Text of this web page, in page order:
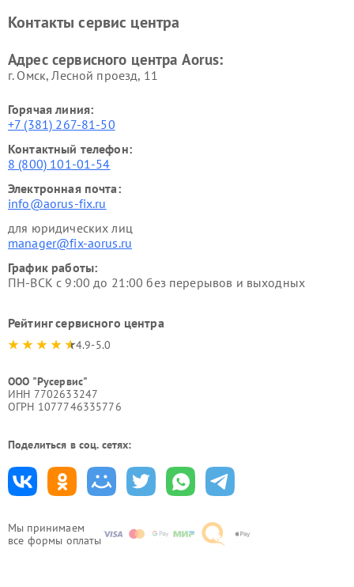
Мы принимаем
все формы оплаты
Контакты сервис центра
Адрес сервисного центра Aorus:
г. Омск, ​Лесной проезд, 11
Горячая линия:
+7 (381) 267-81-50
Контактный телефон:
8 (800) 101-01-54
Электронная почта:
info@aorus-fix.ru
для юридических лиц
manager@fix-aorus.ru
График работы:
ПН-ВСК с 9:00 до 21:00 без перерывов и выходных
Рейтинг сервисного центра
4.9-5.0
ООО "Русервис"
ИНН 7702633247
ОГРН 1077746335776
Поделиться в соц. сетях: